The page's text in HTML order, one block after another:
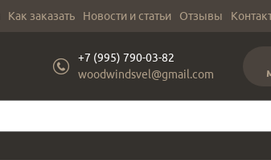
Как заказать Новости и статьи Отзывы
+7 (995) 790-03-82
woodwindsvel@gmail.com